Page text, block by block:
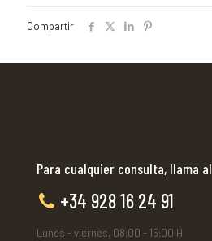
Compartir
Para cualquier consulta, llama al
+34 928 16 24 91
Lunes - viernes, 08:00 - 15:00 H